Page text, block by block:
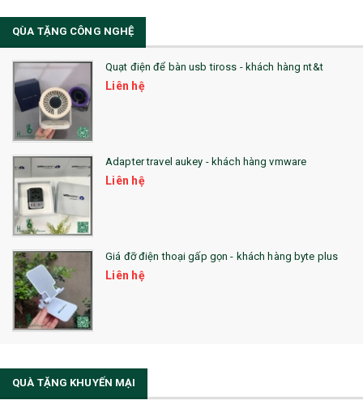
36. QUẠT NHỰA QUẢNG CÁO
QUÀ TẶNG KHUYẾN MẠI
QUÀ TẶNG SX NHANH
QUÀ TẶNG HỘI THẢO
QUÀ TẶNG CÔNG NGHỆ
SẢN PHẨM ĐÃ THỰC HIỆN
QUÀ TẶNG SỨC KHỎE
SẢN PHẨM MỚI 2021
Sổ Sạc Đa Năng
La Fonte
Sổ Lò Xo
QÙA TẶNG CÔNG NGHỆ
Quạt điện để bàn usb tiross - khách hàng nt&t
Liên hệ
Adapter travel aukey - khách hàng vmware
Liên hệ
Giá đỡ điện thoại gấp gọn - khách hàng byte plus
Liên hệ
QUÀ TẶNG KHUYẾN MẠI